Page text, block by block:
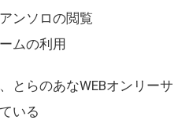
ンソロの閲覧
ムの利用
とらのあなWEBオンリーサ
いる